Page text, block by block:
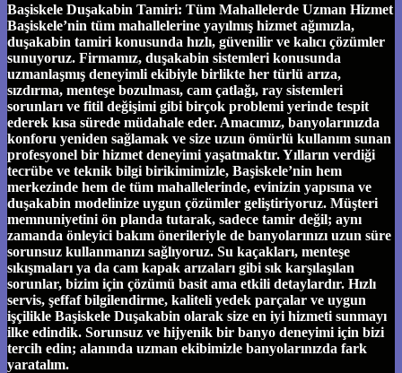
Başiskele Duşakabin Tamiri: Tüm Mahallelerde Uzman Hizmet
Başiskele’nin tüm mahallelerine yayılmış hizmet ağımızla,
duşakabin tamiri konusunda hızlı, güvenilir ve kalıcı çözümler
sunuyoruz. Firmamız, duşakabin sistemleri konusunda
uzmanlaşmış deneyimli ekibiyle birlikte her türlü arıza,
sızdırma, menteşe bozulması, cam çatlağı, ray sistemleri
sorunları ve fitil değişimi gibi birçok problemi yerinde tespit
ederek kısa sürede müdahale eder. Amacımız, banyolarınızda
konforu yeniden sağlamak ve size uzun ömürlü kullanım sunan
profesyonel bir hizmet deneyimi yaşatmaktır. Yılların verdiği
tecrübe ve teknik bilgi birikimimizle, Başiskele’nin hem
merkezinde hem de tüm mahallelerinde, evinizin yapısına ve
duşakabin modelinize uygun çözümler geliştiriyoruz. Müşteri
memnuniyetini ön planda tutarak, sadece tamir değil; aynı
zamanda önleyici bakım önerileriyle de banyolarınızı uzun süre
sorunsuz kullanmanızı sağlıyoruz. Su kaçakları, menteşe
sıkışmaları ya da cam kapak arızaları gibi sık karşılaşılan
sorunlar, bizim için çözümü basit ama etkili detaylardır. Hızlı
servis, şeffaf bilgilendirme, kaliteli yedek parçalar ve uygun
işçilikle Başiskele Duşakabin olarak size en iyi hizmeti sunmayı
ilke edindik. Sorunsuz ve hijyenik bir banyo deneyimi için bizi
tercih edin; alanında uzman ekibimizle banyolarınızda fark
yaratalım.